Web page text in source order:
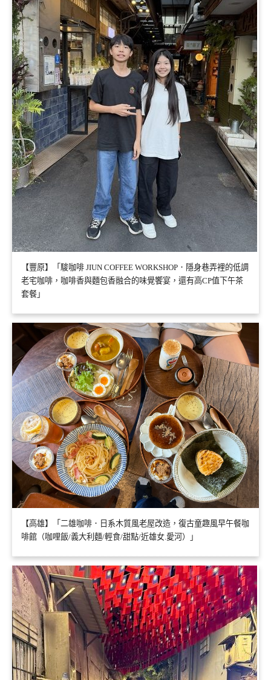
【豐原】「駿咖啡 JIUN COFFEE WORKSHOP．隱身巷弄裡的低調
老宅咖啡，咖啡香與麵包香融合的味覺饗宴，還有高CP值下午茶
套餐」
【高雄】「二雄咖啡．日系木質風老屋改造，復古童趣風早午餐咖
啡館（咖哩飯/義大利麵/輕食/甜點/近雄女.愛河）」